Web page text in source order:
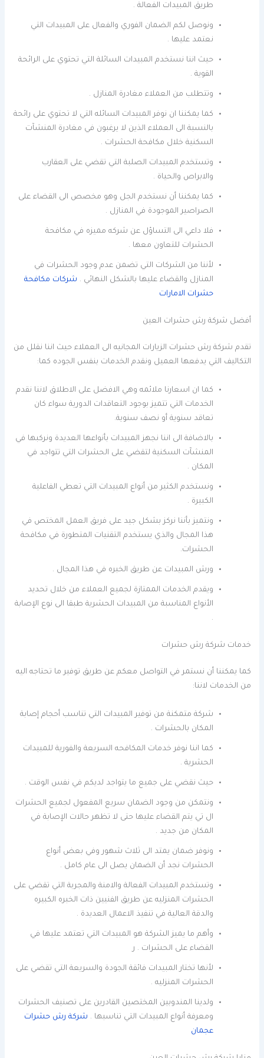
طريق المبيدات الفعالة .
ونوصل لكم الضمان الفوري والفعال على المبيدات التي
نعتمد عليها .
حيث اننا نستخدم المبيدات السائلة التي تحتوي على الرائحة
القوية .
وتتطلب من العملاء مغادرة المنازل .
كما يمكننا ان نوفر المبيدات السائله التي لا تحتوي على رائحة
بالنسبة الى العملاء الذين لا يرغبون في مغادرة المنشآت
السكنية خلال مكافحة الحشرات .
وتستخدم المبيدات الصلبة التي تقضي على العقارب
والابراص والحياة .
كما يمكننا أن نستخدم الجل وهو مخصص الى القضاء على
الصراصير الموجودة في المنازل .
فلا داعي الى التساؤل عن شركه مميزه في مكافحة
الحشرات للتعاون معها .
لأننا من الشركات التي تضمن عدم وجود الحشرات في
المنازل والقضاء عليها بالشكل النهائي . شركات مكافحة
حشرات الامارات
أفضل شركة رش حشرات العين
تقدم شركة رش حشرات الزيارات المجانيه الى العملاء حيث اننا نقلل من
التكاليف التي يدفعها العميل ونقدم الخدمات بنفس الجوده كما:
كما ان اسعارنا ملائمه وهي الافضل على الاطلاق لاننا نقدم
الخدمات التي تتميز بوجود التعاقدات الدورية سواء كان
تعاقد سنوية أو نصف سنوية.
بالاضافة الى اننا نجهز المبيدات بأنواعها العديدة ونركبها في
المنشآت السكنية لتقضي على الحشرات التي تتواجد في
المكان .
ونستخدم الكثير من أنواع المبيدات التي تعطي الفاعلية
الكبيرة .
ونتميز بأننا نركز بشكل جيد على فريق العمل المختص في
هذا المجال والذي يستخدم التقنيات المتطورة في مكافحة
الحشرات.
ورش المبيدات عن طريق الخبره في هذا المجال .
ويقدم الخدمات الممتازة لجميع العملاء من خلال تحديد
الأنواع المناسبة من المبيدات الحشرية طبقا الى نوع الإصابة
.
خدمات شركة رش حشرات
كما يمكننا أن نستمر في التواصل معكم عن طريق توفير ما تحتاجه اليه
من الخدمات لاننا:
شركة متمكنة من توفير المبيدات التي تناسب أحجام إصابة
المكان بالحشرات .
كما اننا نوفر خدمات المكافحه السريعة والفورية للمبيدات
الحشرية .
حيث نقضي على جميع ما يتواجد لديكم في نفس الوقت .
ونتمكن من وجود الضمان سريع المفعول لجميع الحشرات
ال تي يتم القضاء عليها حتى لا تظهر حالات الإصابة في
المكان من جديد .
ونوفر ضمان يمتد الى ثلاث شهور وفي بعض أنواع
الحشرات نجد أن الضمان يصل الى عام كامل .
وتستخدم المبيدات الفعالة والامنة والمجربة التي تقضي على
الحشرات المنزليه عن طريق الفنيين ذات الخبره الكبيره
والدقة العالية في تنفيذ الاعمال العديدة .
وأهم ما يميز الشركة هو المبيدات التي تعتمد عليها في
القضاء على الحشرات . ر
لأنها تختار المبيدات فائقة الجودة والسريعة التي تقضي على
الحشرات المنزليه .
ولدينا المندوبين المختصين القادرين على تصنيف الحشرات
ومعرفة أنواع المبيدات التي تناسبها . شركة رش حشرات
عجمان